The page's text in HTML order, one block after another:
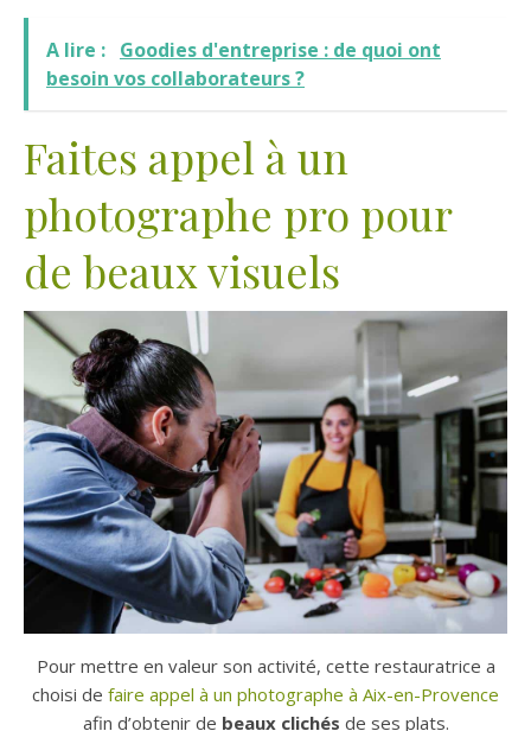
A lire : Goodies d'entreprise : de quoi ont
besoin vos collaborateurs ?
Faites appel à un
photographe pro pour
de beaux visuels
Pour mettre en valeur son activité, cette restauratrice a
choisi de faire appel à un photographe à Aix-en-Provence
afin d’obtenir de beaux clichés de ses plats.